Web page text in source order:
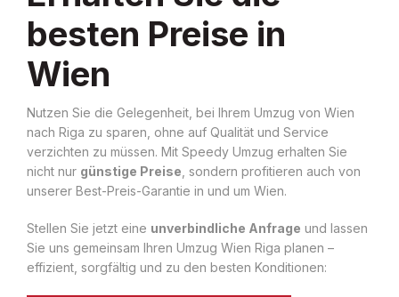
besten Preise in
Wien
Nutzen Sie die Gelegenheit, bei Ihrem Umzug von Wien
nach Riga zu sparen, ohne auf Qualität und Service
verzichten zu müssen. Mit Speedy Umzug erhalten Sie
nicht nur günstige Preise , sondern profitieren auch von
unserer Best-Preis-Garantie in und um Wien.
Stellen Sie jetzt eine unverbindliche Anfrage und lassen
Sie uns gemeinsam Ihren Umzug Wien Riga planen –
effizient, sorgfältig und zu den besten Konditionen: